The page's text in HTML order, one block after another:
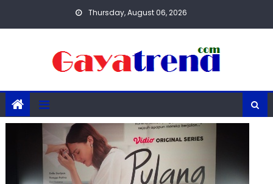
Thursday, August 06, 2026